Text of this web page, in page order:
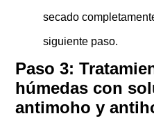
secado
siguiente paso.
Paso 3:
húmedas con
antimoho y